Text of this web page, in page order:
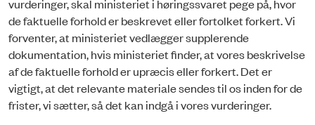
vurderinger, skal ministeriet i høringssvaret pege på, hvor
de faktuelle forhold er beskrevet eller fortolket forkert. Vi
forventer, at ministeriet vedlægger supplerende
dokumentation, hvis ministeriet finder, at vores beskrivelse
af de faktuelle forhold er upræcis eller forkert. Det er
vigtigt, at det relevante materiale sendes til os inden for de
frister, vi sætter, så det kan indgå i vores vurderinger.